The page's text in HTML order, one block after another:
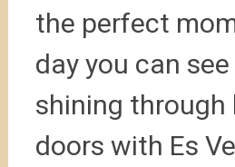
the perfect
day you can
shining
doors with Es